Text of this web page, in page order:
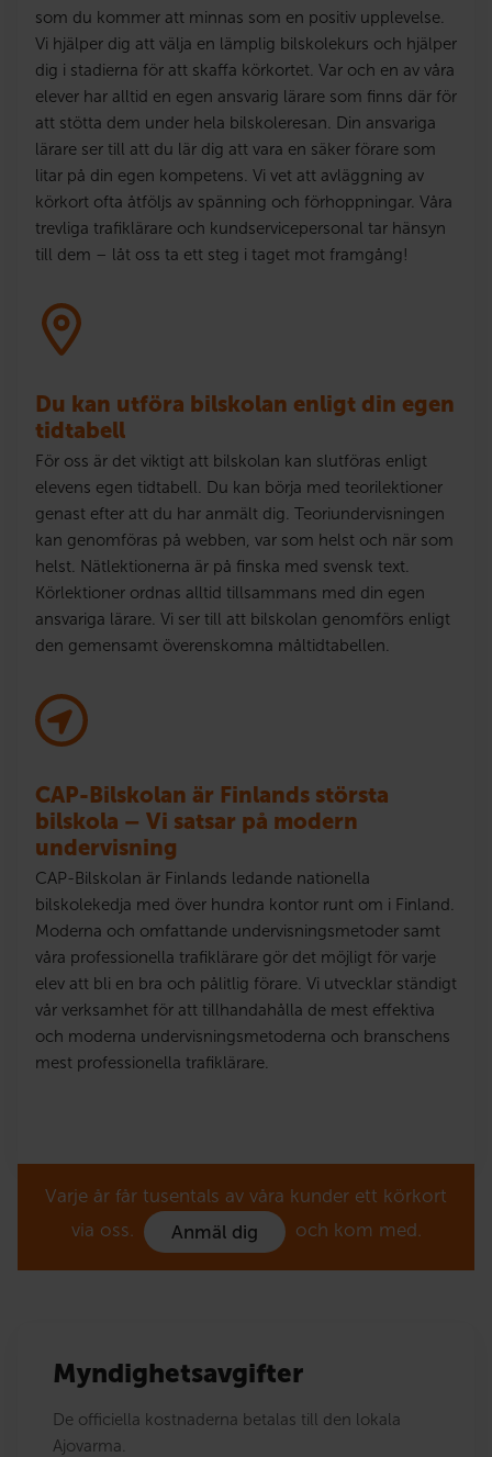
som du kommer att minnas som en positiv upplevelse.
Vi hjälper dig att välja en lämplig bilskolekurs och hjälper
dig i stadierna för att skaffa körkortet. Var och en av våra
elever har alltid en egen ansvarig lärare som finns där för
att stötta dem under hela bilskoleresan. Din ansvariga
lärare ser till att du lär dig att vara en säker förare som
litar på din egen kompetens. Vi vet att avläggning av
körkort ofta åtföljs av spänning och förhoppningar. Våra
trevliga trafiklärare och kundservicepersonal tar hänsyn
till dem – låt oss ta ett steg i taget mot framgång!
Du kan utföra bilskolan enligt din egen
tidtabell
För oss är det viktigt att bilskolan kan slutföras enligt
elevens egen tidtabell. Du kan börja med teorilektioner
genast efter att du har anmält dig. Teoriundervisningen
kan genomföras på webben, var som helst och när som
helst. Nätlektionerna är på finska med svensk text.
Körlektioner ordnas alltid tillsammans med din egen
ansvariga lärare. Vi ser till att bilskolan genomförs enligt
den gemensamt överenskomna måltidtabellen.
CAP-Bilskolan är Finlands största
bilskola – Vi satsar på modern
undervisning
CAP-Bilskolan är Finlands ledande nationella
bilskolekedja med över hundra kontor runt om i Finland.
Moderna och omfattande undervisningsmetoder samt
våra professionella trafiklärare gör det möjligt för varje
elev att bli en bra och pålitlig förare. Vi utvecklar ständigt
vår verksamhet för att tillhandahålla de mest effektiva
och moderna undervisningsmetoderna och branschens
mest professionella trafiklärare.
Varje år får tusentals av våra kunder ett körkort
via oss.
Anmäl dig och kom med.
Myndighetsavgifter
De officiella kostnaderna betalas till den lokala
Ajovarma.